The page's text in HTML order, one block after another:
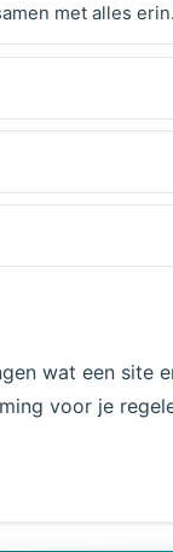
met alles erin.
wat een site
voor je